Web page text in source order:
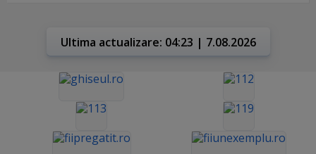
Ultima actualizare: 04:23 | 7.08.2026